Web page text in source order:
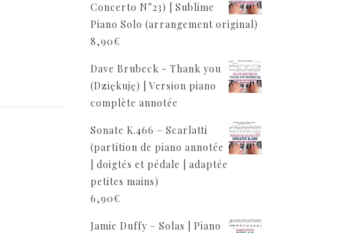
Concerto N°23) | Sublime
Piano Solo (arrangement original)
8,90€
Dave Brubeck - Thank you
(Dziękuję) | Version piano
complète annotée
Sonate K.466 – Scarlatti
(partition de piano annotée
| doigtés et pédale | adaptée
petites mains)
6,90€
Jamie Duffy – Solas | Piano